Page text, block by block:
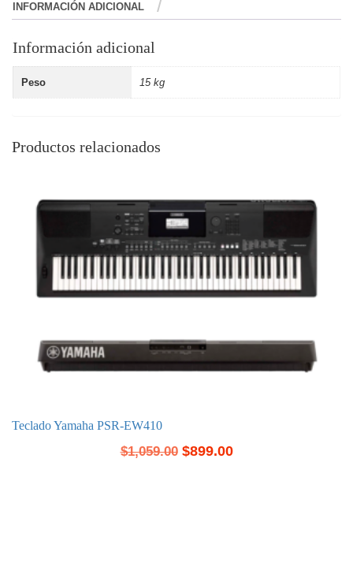
INFORMACIÓN ADICIONAL
Información adicional
Peso 15 kg
Productos relacionados
Teclado Yamaha PSR-EW410
$1,059.00 $899.00